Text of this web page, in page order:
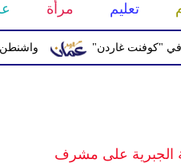
تعليم مرأة
واشنطن ترفع غاردن"
الجبرية على مشرف